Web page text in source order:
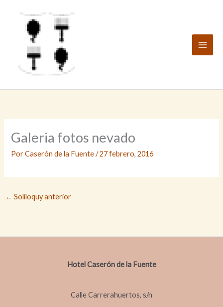
contenido
Galeria fotos nevado
PorCaserón de la Fuente/27 febrero, 2016
← Soliloquy anterior
Hotel Caserón de la Fuente
Calle Carrerahuertos, s/n